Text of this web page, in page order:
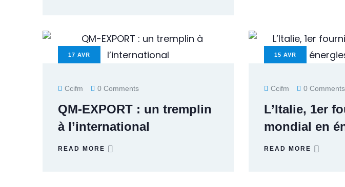
17 AVR
Ccifm 0 Comments
QM-EXPORT : un tremplin
à l’international
READ MORE
15 AVR
Ccifm 0 Comments
L’Italie, 1er
mondial en
READ MORE